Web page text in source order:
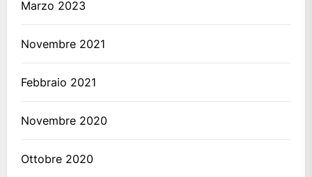
Marzo 2023
Novembre 2021
Febbraio 2021
Novembre 2020
Ottobre 2020